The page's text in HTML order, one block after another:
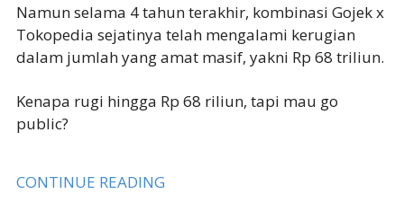
Namun selama 4 tahun terakhir, kombinasi Gojek x
Tokopedia sejatinya telah mengalami kerugian
dalam jumlah yang amat masif, yakni Rp 68 triliun.
Kenapa rugi hingga Rp 68 riliun, tapi mau go
public?
CONTINUE READING